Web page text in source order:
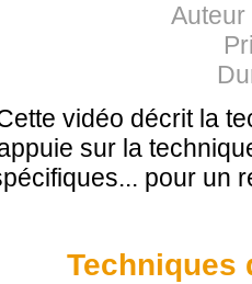
Auteur
vidéo décrit la
sur la
pour un
Techniques